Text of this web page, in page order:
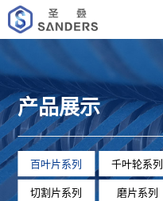
产品展示
百叶片系列 千叶轮系列
切割片系列
磨片系列